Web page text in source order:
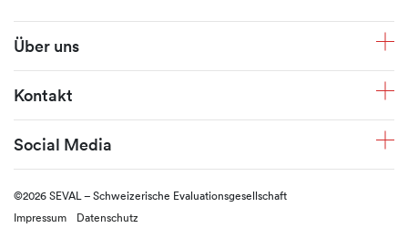
Fusszeile
Über uns
Kontakt
Social Media
©2026 SEVAL – Schweizerische Evaluationsgesellschaft
Impressum
Datenschutz